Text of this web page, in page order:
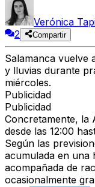
Verónica
2
Compartir
Salamanca vuelve
y lluvias durante
miércoles.
Publicidad
Publicidad
Concretamente, la
desde las 12:00
Según las
acumulada en una
acompañada de
ocasionalmente